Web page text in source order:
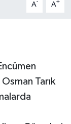
A- A+
Tarık